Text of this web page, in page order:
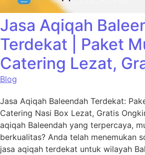
Jasa Aqiqah
Terdekat | Paket
Catering Lezat,
Blog
Jasa Aqiqah Baleendah Terdekat:
Catering Nasi Box Lezat, Gratis
aqiqah Baleendah yang terpercaya,
berkualitas? Anda telah menemukan
jasa aqiqah terdekat untuk wilayah